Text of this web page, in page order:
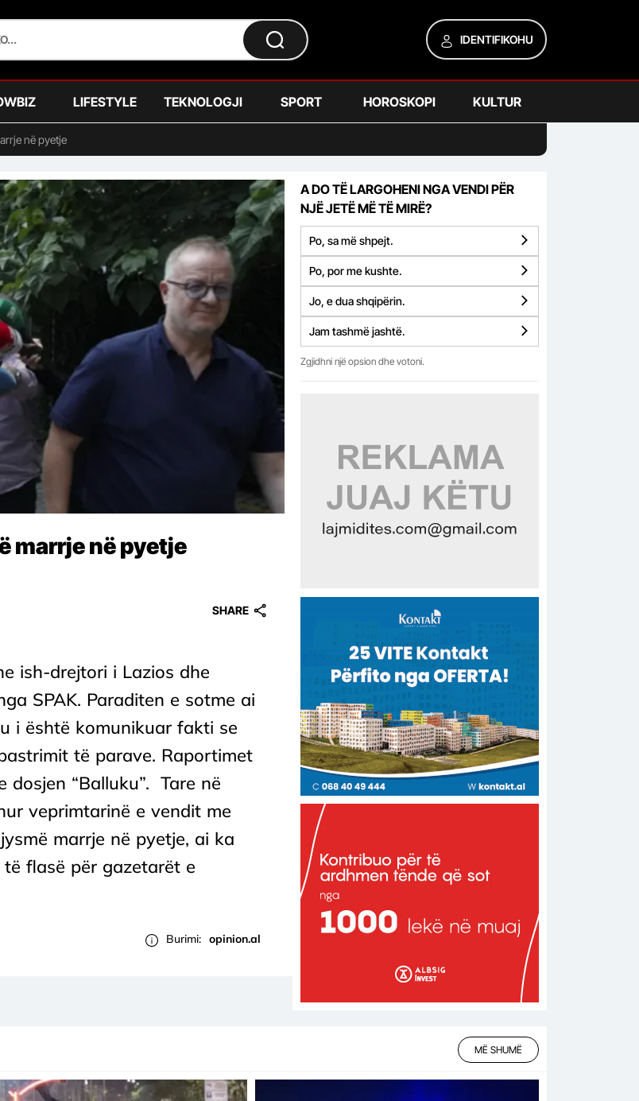
IDENTIFIKOHU
LIFESTYLE TEKNOLOGJI SPORT HOROSKOPI KULTUR
në pyetje
marrje në pyetje
SHARE
ish-drejtori i Lazios dhe
SPAK. Paraditen e sotme ai
i është komunikuar fakti se
të parave. Raportimet
“Balluku”. Tare në
veprimtarinë e vendit me
marrje në pyetje, ai ka
flasë për gazetarët e
Burimi: opinion.al
A DO TË LARGOHENI NGA VENDI PËR
NJË JETË MË TË MIRË?
Po, sa më shpejt.
Po, por me kushte.
Jo, e dua shqipërin.
Jam tashmë jashtë.
Zgjidhni një opsion dhe votoni.
MË SHUMË